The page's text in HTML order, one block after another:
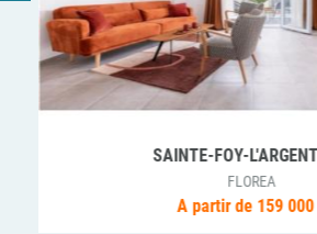
SAINTE-FOY-
FLOREA
A partir de 159 000